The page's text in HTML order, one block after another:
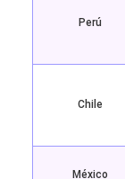
Perú
Chile
México